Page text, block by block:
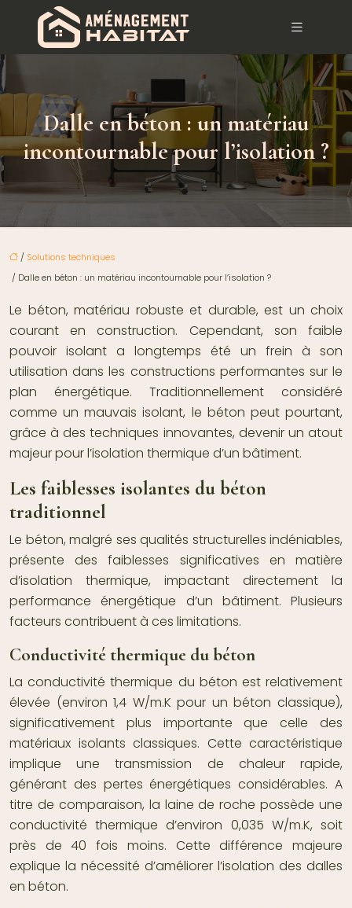
Dalle en béton : un matériau
incontournable pour l’isolation ?
/ Solutions techniques
/ Dalle en béton : un matériau incontournable pour l’isolation ?
Le béton, matériau robuste et durable, est un choix
courant en construction. Cependant, son faible
pouvoir isolant a longtemps été un frein à son
utilisation dans les constructions performantes sur le
plan énergétique. Traditionnellement considéré
comme un mauvais isolant, le béton peut pourtant,
grâce à des techniques innovantes, devenir un atout
majeur pour l’isolation thermique d’un bâtiment.
Les faiblesses isolantes du béton
traditionnel
Le béton, malgré ses qualités structurelles indéniables,
présente des faiblesses significatives en matière
d’isolation thermique, impactant directement la
performance énergétique d’un bâtiment. Plusieurs
facteurs contribuent à ces limitations.
Conductivité thermique du béton
La conductivité thermique du béton est relativement
élevée (environ 1,4 W/m.K pour un béton classique),
significativement plus importante que celle des
matériaux isolants classiques. Cette caractéristique
implique une transmission de chaleur rapide,
générant des pertes énergétiques considérables. A
titre de comparaison, la laine de roche possède une
conductivité thermique d’environ 0,035 W/m.K, soit
près de 40 fois moins. Cette différence majeure
explique la nécessité d’améliorer l’isolation des dalles
en béton.